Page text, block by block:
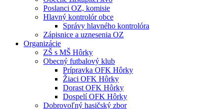
Poslanci OZ, komisie
Hlavný kontrolór obce
Správy hlavného kontrolóra
Zápisnice a uznesenia OZ
Organizácie
ZŠ s MŠ Hôrky
Obecný futbalový klub
Prípravka OFK Hôrky
Žiaci OFK Hôrky
Dorast OFK Hôrky
Dospelí OFK Hôrky
Dobrovoľný hasičský zbor